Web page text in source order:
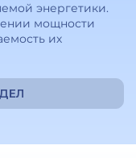
энергетики.
мощности
их